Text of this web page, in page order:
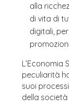
alla
di vita di
digitali,
L’Economia
peculiarità
suoi
della